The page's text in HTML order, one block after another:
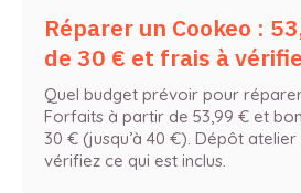
Réparer un Cookeo :
de 30 € et frais à
Quel budget prévoir pour
Forfaits à partir de 53,99 € et
30 € (jusqu’à 40 €). Dépôt
vérifiez ce qui est inclus.